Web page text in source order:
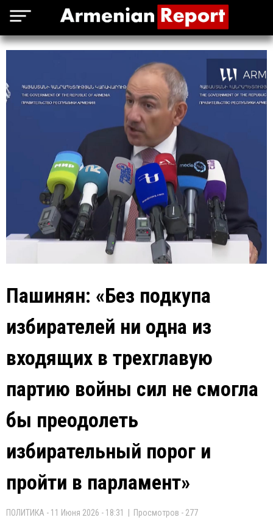
Пашинян: «Без подкупа
избирателей ни одна из
входящих в трехглавую
партию войны сил не смогла
бы преодолеть
избирательный порог и
пройти в парламент»
ПОЛИТИКА - 11 Июня 2026 - 18:31 | Просмотров - 277